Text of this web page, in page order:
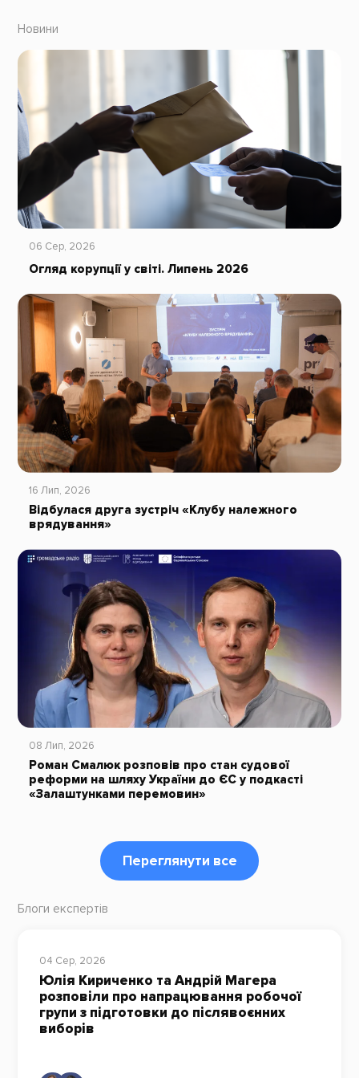
Новини
06 Сер, 2026
Огляд корупції у світі. Липень 2026
16 Лип, 2026
Відбулася друга зустріч «Клубу належного
врядування»
08 Лип, 2026
Роман Смалюк розповів про стан судової
реформи на шляху України до ЄС у подкасті
«Залаштунками перемовин»
Переглянути все
Блоги експертів
04 Сер, 2026
Юлія Кириченко та Андрій Магера
розповіли про напрацювання робочої
групи з підготовки до післявоєнних
виборів